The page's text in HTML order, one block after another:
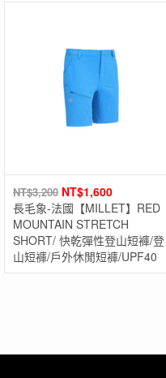
NT$3,200 NT$1,600
長毛象-法國【MILLET】RED
MOUNTAIN STRETCH
SHORT/ 快乾彈性登山短褲/登
山短褲/戶外休閒短褲/UPF40